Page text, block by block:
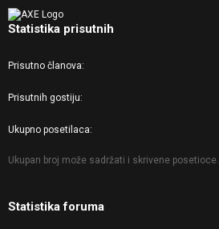
Statistika prisutnih
Prisutno članova
Prisutnih gostiju
Ukupno posetilaca
Ukupan broj može sadržati i skrivene posetioce.
Statistika foruma